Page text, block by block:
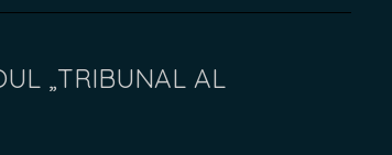
„TRIBUNAL AL